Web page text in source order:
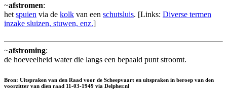
~afstromen:
het spuien via de kolk van een schutsluis. [Links: Diverse termen
inzake sluizen, stuwen, enz.]
~afstroming:
de hoeveelheid water die langs een bepaald punt stroomt.
Bron: Uitspraken van den Raad voor de Scheepvaart en uitspraken in beroep van den
voorzitter van dien raad 11-03-1949 via Delpher.nl